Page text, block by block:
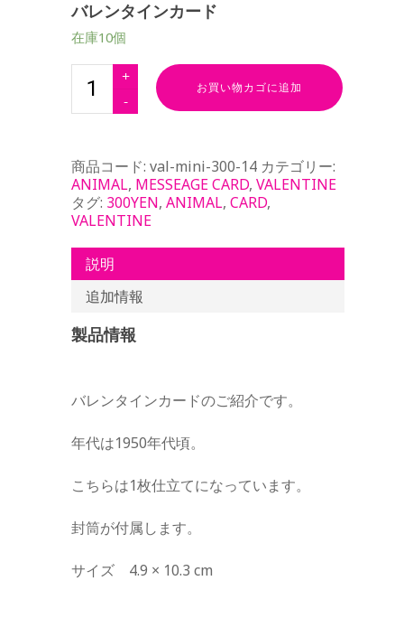
バレンタインカード
在庫10個
お買い物カゴに追加
商品コード: val-mini-300-14 カテゴリー:
ANIMAL, MESSEAGE CARD, VALENTINE
タグ: 300YEN, ANIMAL, CARD,
VALENTINE
説明
追加情報
製品情報
バレンタインカードのご紹介です。
年代は1950年代頃。
こちらは1枚仕立てになっています。
封筒が付属します。
サイズ 4.9 × 10.3 cm